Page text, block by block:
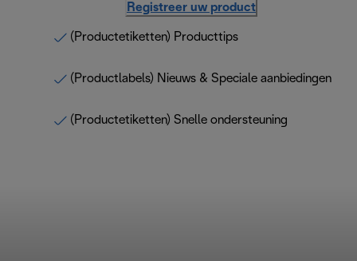
Registreer uw product
(Productetiketten) Producttips
(Productlabels) Nieuws & Speciale aanbiedingen
(Productetiketten) Snelle ondersteuning